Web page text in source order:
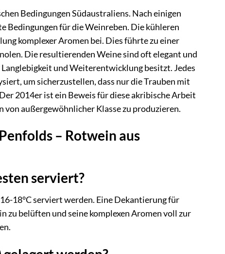
Bedingungen Südaustraliens. Nach einigen
Bedingungen für die Weinreben. Die kühleren
komplexer Aromen bei. Dies führte zu einer
Die resultierenden Weine sind oft elegant und
und Weiterentwicklung besitzt. Jedes
um sicherzustellen, dass nur die Trauben mit
2014er ist ein Beweis für diese akribische Arbeit
von außergewöhnlicher Klasse zu produzieren.
– Rotwein aus
serviert?
18°C serviert werden. Eine Dekantierung für
zu belüften und seine komplexen Aromen voll zur